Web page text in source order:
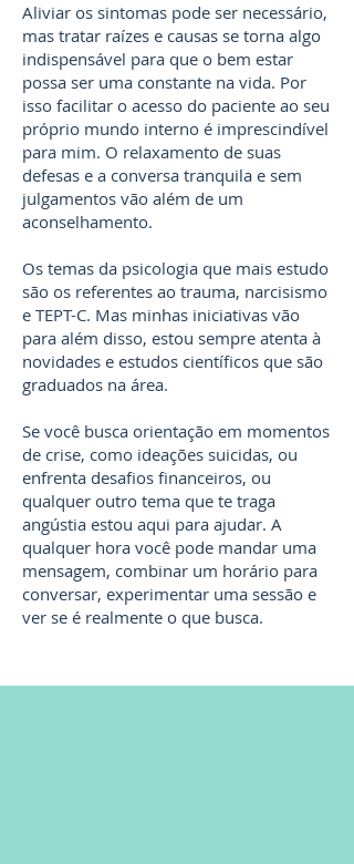
Aliviar os sintomas pode ser necessário,
mas tratar raízes e causas se torna algo
indispensável para que o bem estar
possa ser uma constante na vida. Por
isso facilitar o acesso do paciente ao seu
próprio mundo interno é imprescindível
para mim. O relaxamento de suas
defesas e a conversa tranquila e sem
julgamentos vão além de um
aconselhamento.
Os temas da psicologia que mais estudo
são os referentes ao trauma, narcisismo
e TEPT-C. Mas minhas iniciativas vão
para além disso, estou sempre atenta à
novidades e estudos científicos que são
graduados na área.
Se você busca orientação em momentos
de crise, como ideações suicidas, ou
enfrenta desafios financeiros, ou
qualquer outro tema que te traga
angústia estou aqui para ajudar. A
qualquer hora você pode mandar uma
mensagem, combinar um horário para
conversar, experimentar uma sessão e
ver se é realmente o que busca.